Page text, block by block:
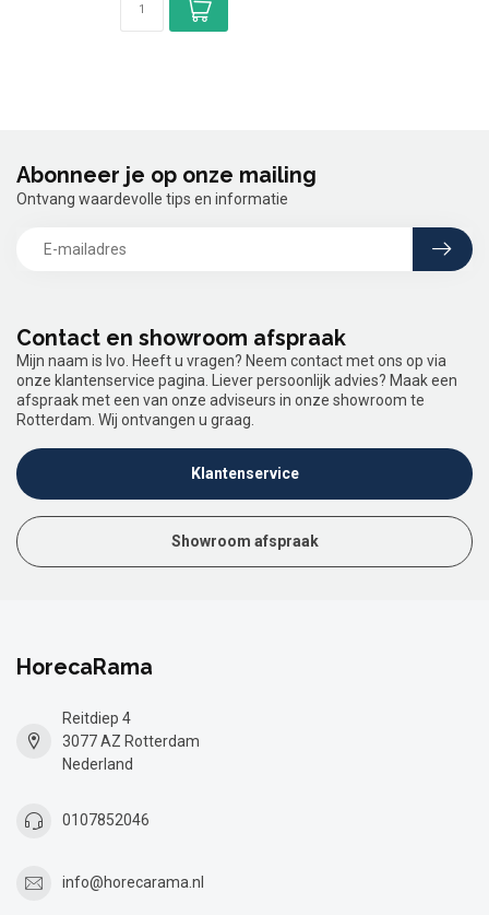
Contact en showroom afspraak
Mijn naam is Ivo. Heeft u vragen? Neem contact met ons op via
onze klantenservice pagina. Liever persoonlijk advies? Maak een
afspraak met een van onze adviseurs in onze showroom te
Rotterdam. Wij ontvangen u graag.
Klantenservice
Showroom afspraak
Abonneer je op onze mailing
Ontvang waardevolle tips en informatie
HorecaRama
Reitdiep 4
3077 AZ Rotterdam
Nederland
0107852046
info@horecarama.nl